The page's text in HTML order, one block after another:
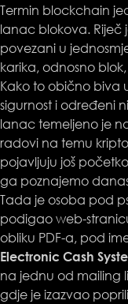
Termin blockchain
lanac blokova. Riječ
povezani u
karika, odnosno
Kako to obično biva
sigurnost i određeni
lanac temeljeno je
radovi na temu
pojavljuju još
ga poznajemo
Tada je osoba pod
podigao web-
obliku PDF-a, pod
Electronic Cash
na jednu od mailing
gdje je izazvao